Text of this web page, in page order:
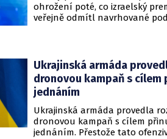
ohrožení poté, co izraelský
veřejně odmítl navrhované
Ukrajinská armáda
dronovou kampaň s
jednáním
Ukrajinská armáda provedla
dronovou kampaň s cílem
jednáním. Přestože tato